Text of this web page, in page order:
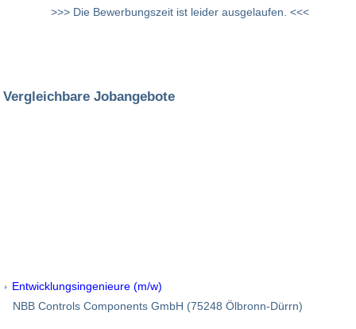
>>> Die Bewerbungszeit ist leider ausgelaufen. <<<
Vergleichbare Jobangebote
Entwicklungsingenieure (m/w)
NBB Controls Components GmbH (75248 Ölbronn-Dürrn)